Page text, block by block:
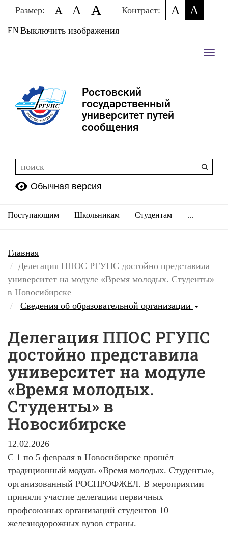
Размер: A A A Контраст: A A
Выключить изображения
EN
Ростовский
государственный
университет путей
сообщения
Обычная версия
Поступающим Школьникам Студентам ...
Главная
Делегация ППОС РГУПС достойно представила
университет на модуле «Время молодых. Студенты»
в Новосибирске
Сведения об образовательной организации
Делегация ППОС РГУПС
достойно представила
университет на модуле
«Время молодых.
Студенты» в
Новосибирске
12.02.2026
С 1 по 5 февраля в Новосибирске прошёл
традиционный модуль «Время молодых. Студенты»,
организованный РОСПРОФЖЕЛ. В мероприятии
приняли участие делегации первичных
профсоюзных организаций студентов 10
железнодорожных вузов страны.